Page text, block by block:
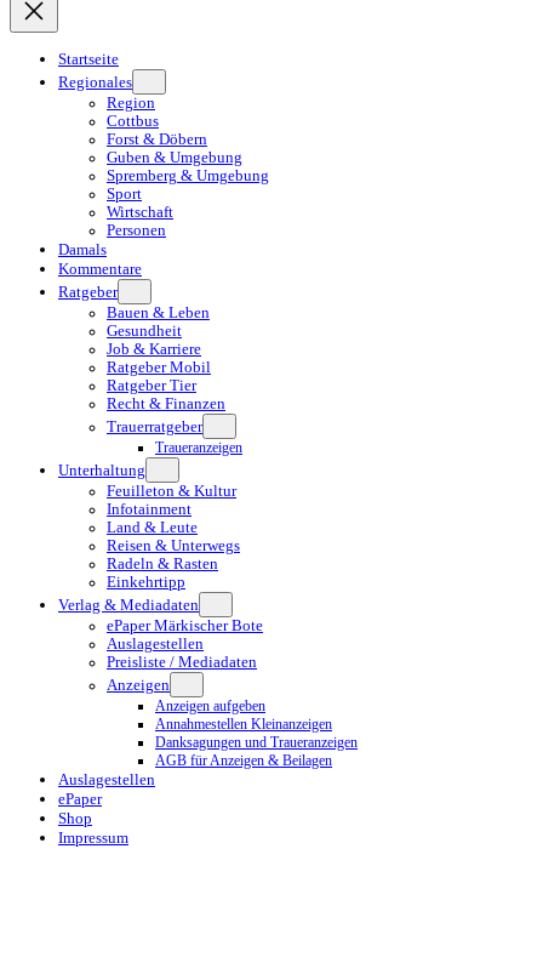
Startseite
Regionales
Region
Cottbus
Forst & Döbern
Guben & Umgebung
Spremberg & Umgebung
Sport
Wirtschaft
Personen
Damals
Kommentare
Ratgeber
Bauen & Leben
Gesundheit
Job & Karriere
Ratgeber Mobil
Ratgeber Tier
Recht & Finanzen
Trauerratgeber
Traueranzeigen
Unterhaltung
Feuilleton & Kultur
Infotainment
Land & Leute
Reisen & Unterwegs
Radeln & Rasten
Einkehrtipp
Verlag & Mediadaten
ePaper Märkischer Bote
Auslagestellen
Preisliste / Mediadaten
Anzeigen
Anzeigen aufgeben
Annahmestellen Kleinanzeigen
Danksagungen und Traueranzeigen
AGB für Anzeigen & Beilagen
Auslagestellen
ePaper
Shop
Impressum